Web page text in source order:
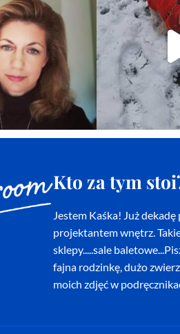
Kto za tym
Jestem Kaśka! Już
projektantem wnętrz.
sklepy.....sale
fajna rodzinkę, dużo
moich zdjęć w